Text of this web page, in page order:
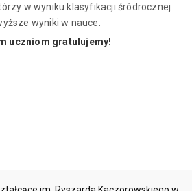
w wyniku klasyfikacji śródrocznej
wyniki w nauce.
uczniom gratulujemy!